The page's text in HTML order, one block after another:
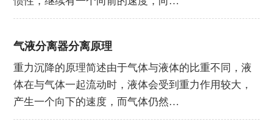
气液分离器分离原理
重力沉降的原理简述由于气体与液体的比重不同，液
体在与气体一起流动时，液体会受到重力作用较大，
产生一个向下的速度，而气体仍然…